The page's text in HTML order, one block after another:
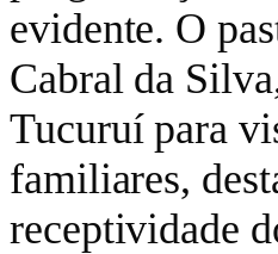
evidente. O
Cabral da
Tucuruí para
familiares,
receptividade